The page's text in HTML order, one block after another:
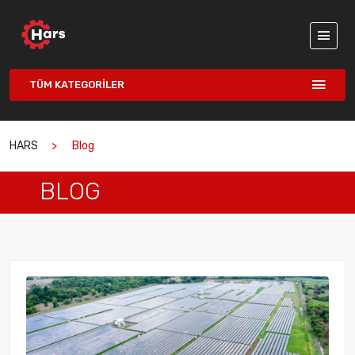
TÜM KATEGORILER
HARS Blog
BLOG